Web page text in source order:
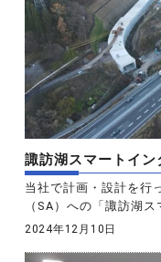
諏訪湖スマートイン
当社で計画・設計を行
（SA）への「諏訪湖
2024年12月10日